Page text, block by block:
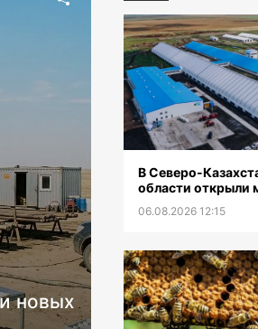
новых
В Северо-
области открыли
Азии доильной
06.08.2026 12:15